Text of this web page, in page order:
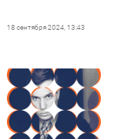
18 сентября 2024, 13:43